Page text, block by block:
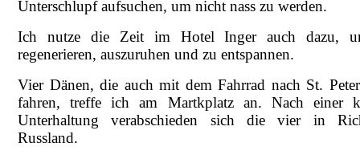
Unterschlupf aufsuchen, um nicht nass zu werden.
Ich nutze die Zeit im Hotel Inger auch dazu,
regenerieren, auszuruhen und zu entspannen.
Vier Dänen, die auch mit dem Fahrrad nach St.
fahren, treffe ich am Martkplatz an. Nach einer
Unterhaltung verabschieden sich die vier in
Russland.